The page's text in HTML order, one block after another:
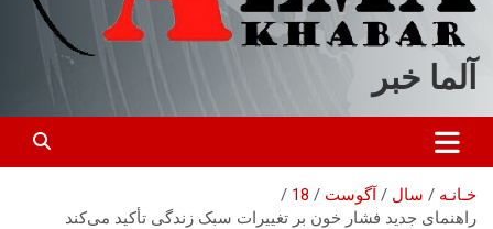
آلما خبر
خـانـه سال آگوست
18
راهنمای جدید فشار خون بر تغییرات سبک زندگی تأکید می‌کند